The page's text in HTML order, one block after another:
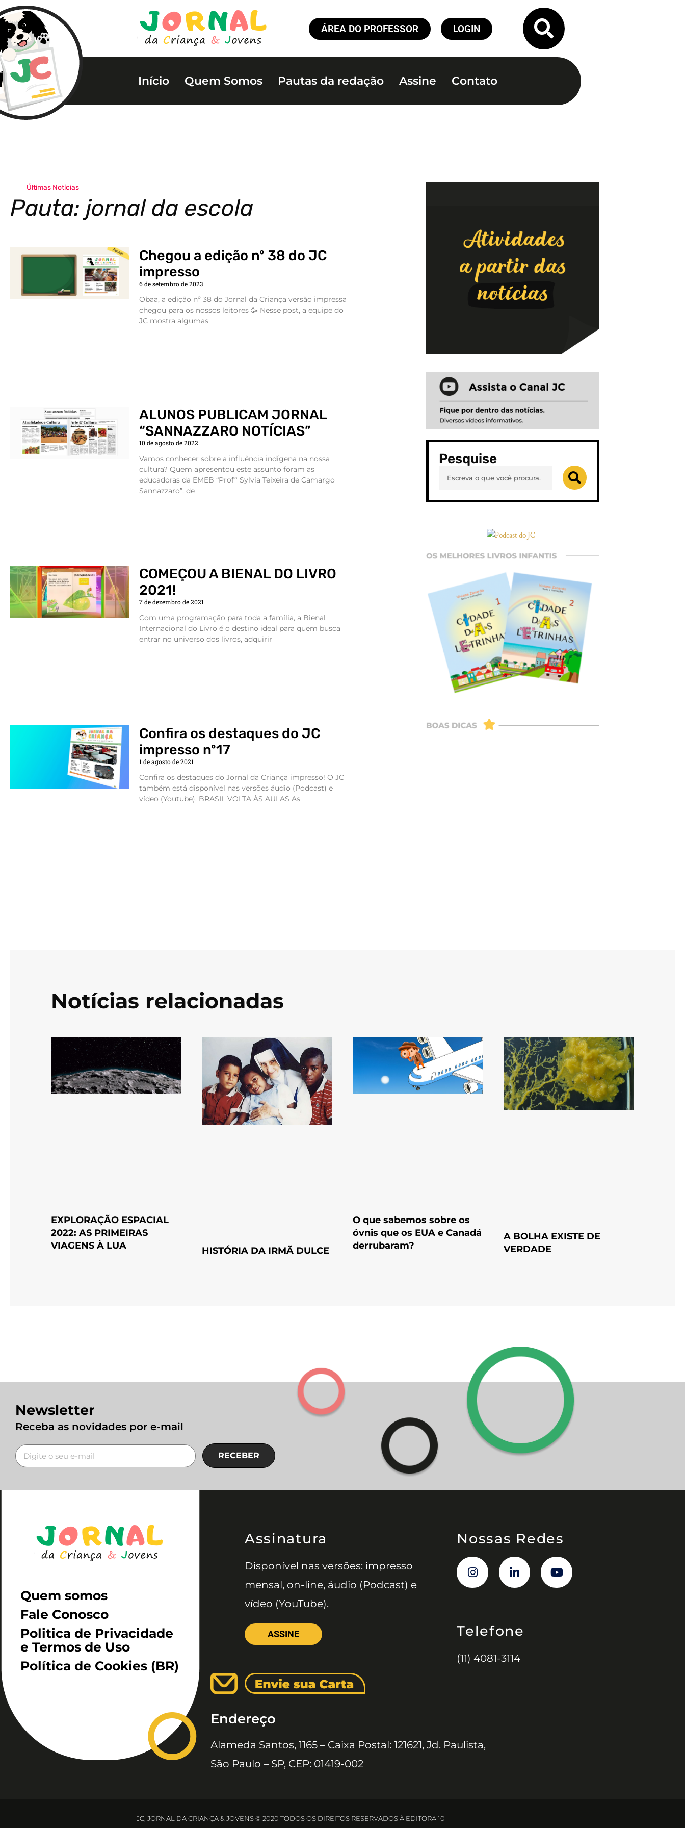
ÁREA DO PROFESSOR LOGIN
Início Quem Somos Pautas da redação Assine Contato
Últimas Notícias
Pauta: jornal da escola
Chegou a edição nº 38 do JC
impresso
6 de setembro de 2023
Obaa, a edição nº 38 do Jornal da Criança versão impressa
chegou para os nossos leitores 🥳 Nesse post, a equipe do
JC mostra algumas
ALUNOS PUBLICAM JORNAL
“SANNAZZARO NOTÍCIAS”
10 de agosto de 2022
Vamos conhecer sobre a influência indígena na nossa
cultura? Quem apresentou este assunto foram as
educadoras da EMEB “Profª Sylvia Teixeira de Camargo
Sannazzaro”, de
COMEÇOU A BIENAL DO LIVRO
2021!
7 de dezembro de 2021
Com uma programação para toda a família, a Bienal
Internacional do Livro é o destino ideal para quem busca
entrar no universo dos livros, adquirir
Confira os destaques do JC
impresso nº17
1 de agosto de 2021
Confira os destaques do Jornal da Criança impresso! O JC
também está disponível nas versões áudio (Podcast) e
vídeo (Youtube). BRASIL VOLTA ÀS AULAS As
Pesquise
Notícias relacionadas
EXPLORAÇÃO ESPACIAL
2022: AS PRIMEIRAS
VIAGENS À LUA
HISTÓRIA DA IRMÃ DULCE
O que sabemos sobre os
óvnis que os EUA e Canadá
derrubaram?
A BOLHA EXISTE DE
VERDADE
Newsletter
Receba as novidades por e-mail
RECEBER
Quem somos
Fale Conosco
Politica de Privacidade
e Termos de Uso
Política de Cookies (BR)
Assinatura
Disponível nas versões: impresso
mensal, on-line, áudio (Podcast) e
vídeo (YouTube).
ASSINE
Nossas Redes
Telefone
(11) 4081-3114
Endereço
Alameda Santos, 1165 – Caixa Postal: 121621, Jd. Paulista,
São Paulo – SP, CEP: 01419-002
JC, JORNAL DA CRIANÇA & JOVENS © 2020 TODOS OS DIREITOS RESERVADOS À EDITORA 10